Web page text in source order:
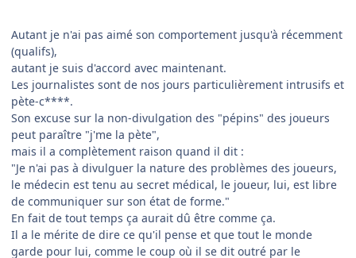
Autant je n'ai pas aimé son comportement jusqu'à récemment
(qualifs),
autant je suis d'accord avec maintenant.
Les journalistes sont de nos jours particulièrement intrusifs et
pète-c****.
Son excuse sur la non-divulgation des "pépins" des joueurs
peut paraître "j'me la pète",
mais il a complètement raison quand il dit :
"Je n'ai pas à divulguer la nature des problèmes des joueurs,
le médecin est tenu au secret médical, le joueur, lui, est libre
de communiquer sur son état de forme."
En fait de tout temps ça aurait dû être comme ça.
Il a le mérite de dire ce qu'il pense et que tout le monde
garde pour lui, comme le coup où il se dit outré par le